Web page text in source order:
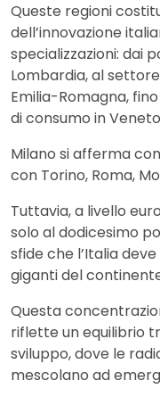
Queste regioni
dell’innovazione
specializzazioni: dai
Lombardia, al
Emilia-Romagna,
di consumo in
Milano si afferma
con Torino, Roma,
Tuttavia, a livello
solo al dodicesimo
sfide che l’Italia
giganti del
Questa
riflette un equilibrio
sviluppo, dove le
mescolano ad